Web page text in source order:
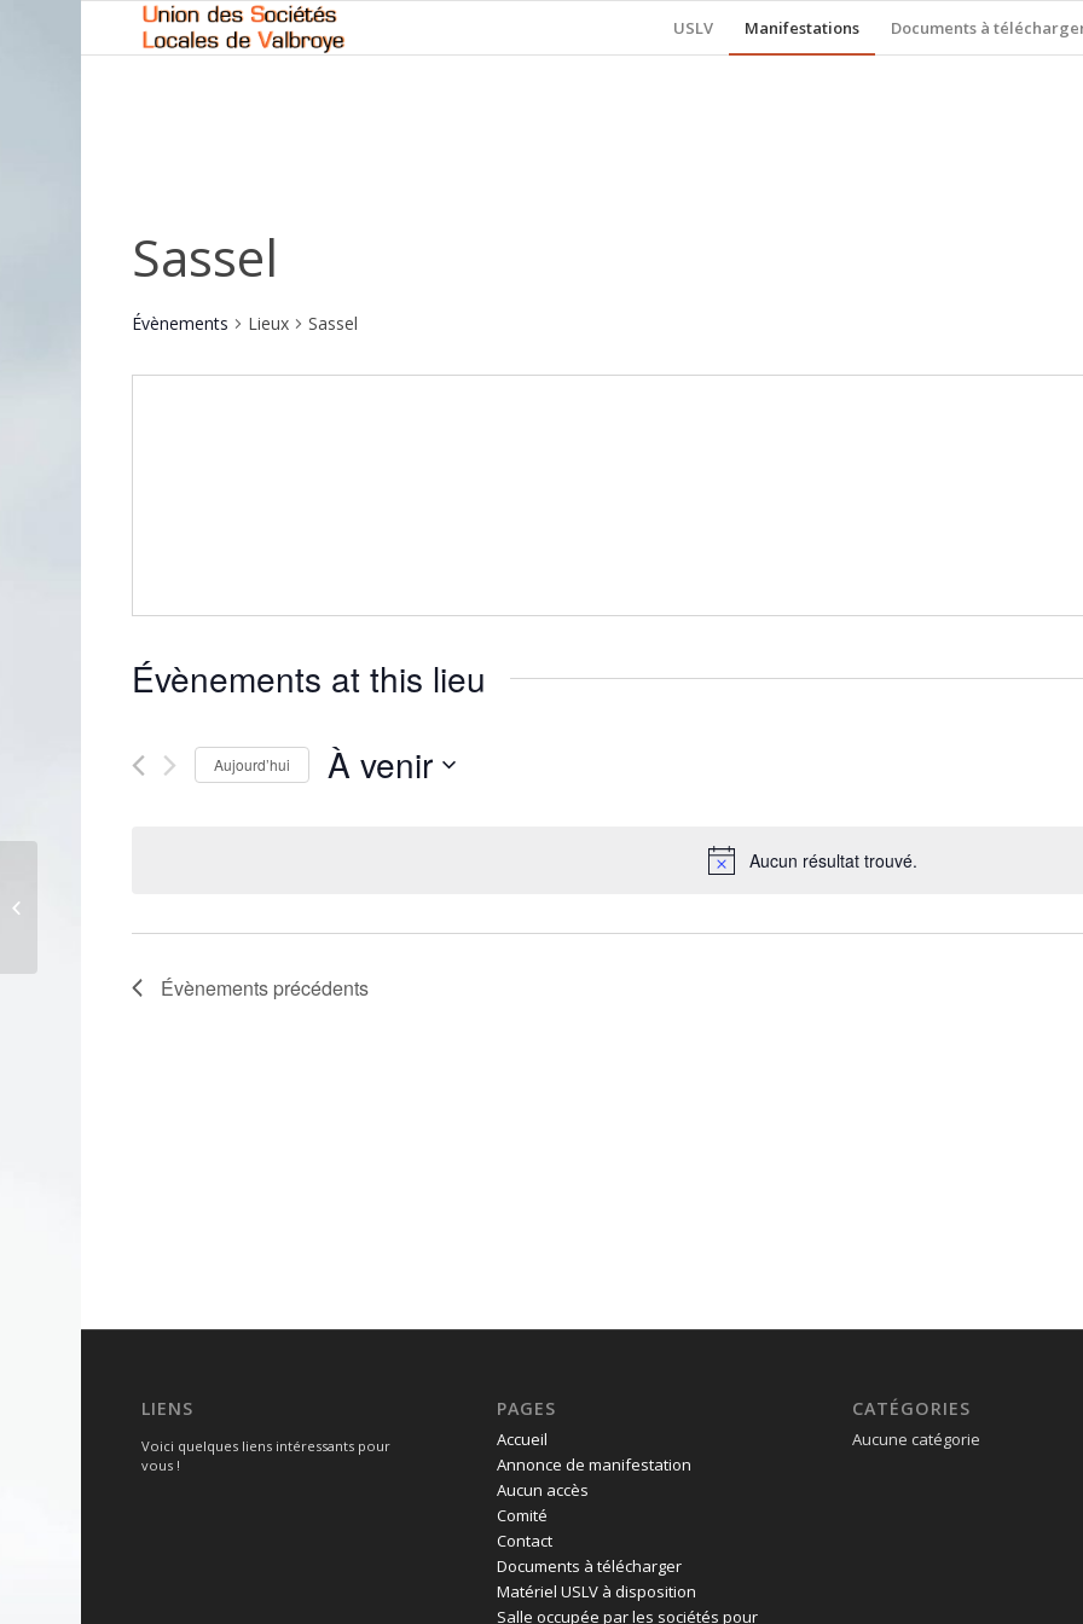
USLV Manifestations Documents à
Aucun résultat trouvé.
Sassel
Évènements Lieux Sassel
Évènements at this lieu
Aujourd’hui À venir
Évènements précédents
LIENS
Voici quelques liens intéressants pour
vous !
PAGES
Accueil
Annonce de manifestation
Aucun accès
Comité
Contact
Documents à télécharger
Matériel USLV à disposition
Salle occupée par les sociétés pour
CATÉGORIES
Aucune catégorie